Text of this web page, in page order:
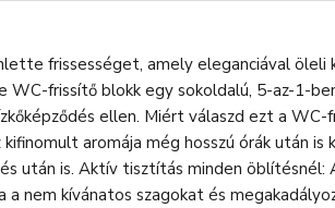
frissességet, amely eleganciával öleli
WC-frissítő blokk egy sokoldalú, 5-az-1-
ellen. Miért válaszd ezt a
aromája még hosszú órák után is
után is. Aktív tisztítás minden öblítésnél:
nem kívánatos szagokat és